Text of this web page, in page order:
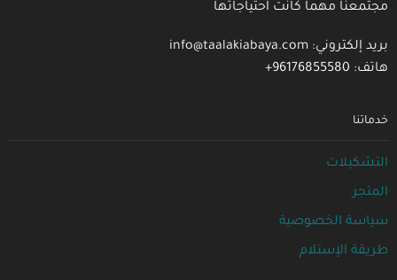
مجتمعنا مهما كانت احتياجاتها
بريد إلكتروني: info@taalakiabaya.com
هاتف: 96176855580+
خدماتنا
التشكيلات
المتجر
سياسة الخصوصية
طريقة الإستلام